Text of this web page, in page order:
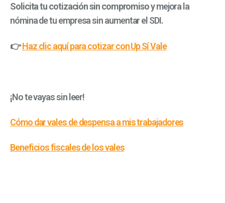
Solicita tu cotización sin compromisoy mejora la
nómina de tu empresa sin aumentar el SDI.
👉Haz clic aquí para cotizar con Up Sí Vale
¡No te vayas sin leer!
Cómo dar vales de despensa a mis trabajadores
Beneficios fiscales de los vales